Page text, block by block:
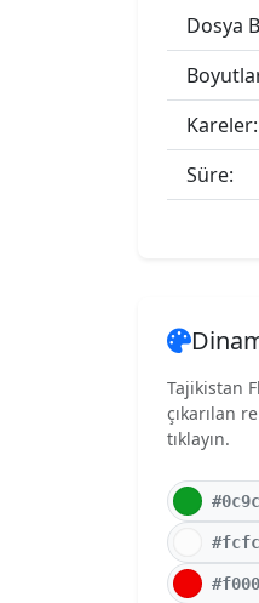
Dosya
Kareler:
Süre:
Tajikistan
çıkarılan
tıklayın.